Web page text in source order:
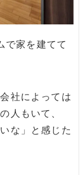
で家を建てて
社によっては
人もいて、
な」と感じた